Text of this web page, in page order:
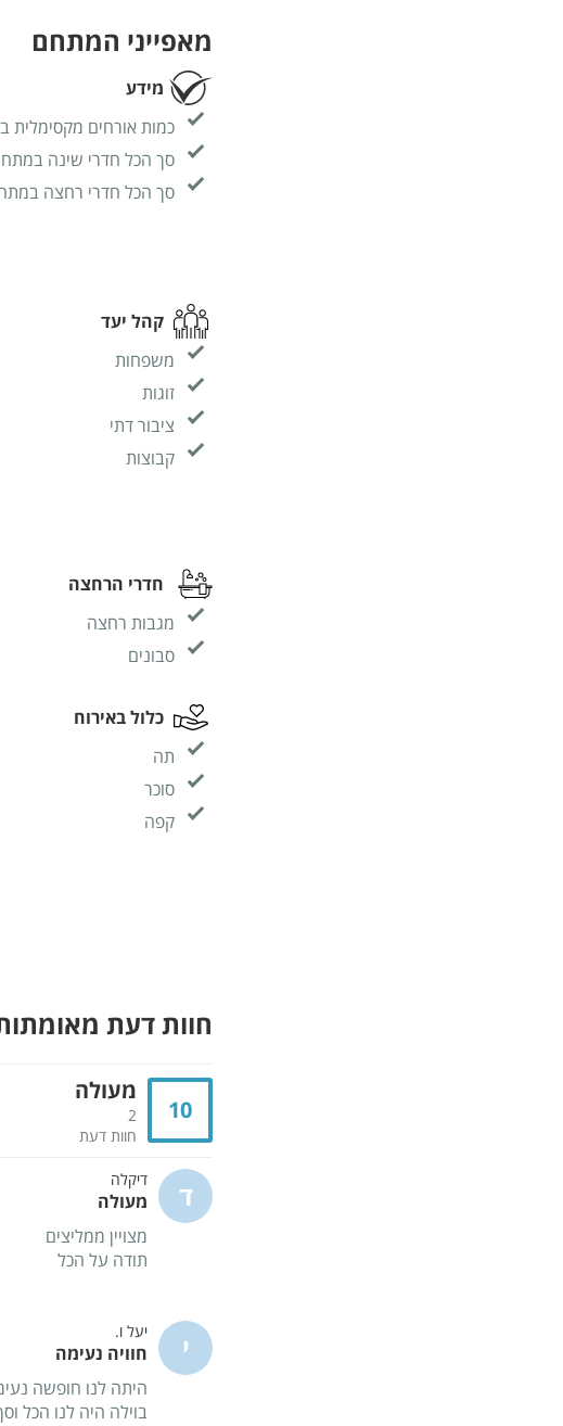
מאפייני המתחם
מידע
כמות אורחים מקסימלית
סך הכל חדרי שינה במתחם
סך הכל חדרי רחצה
קהל יעד
משפחות
זוגות
ציבור דתי
קבוצות
חדרי הרחצה
מגבות רחצה
סבונים
כלול באירוח
תה
סוכר
קפה
חוות דעת
10
מעולה
2
חוות דעת
ד דיקלה
מעולה
מצויין ממליצים
תודה על הכל
י יעל ו.
חוויה נעימה
היתה לנו חופשה
בוילה היה לנו הכל